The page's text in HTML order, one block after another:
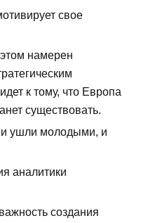
свое
намерен
к тому, что Европа
существовать.
ушли молодыми, и
аналитики
создания